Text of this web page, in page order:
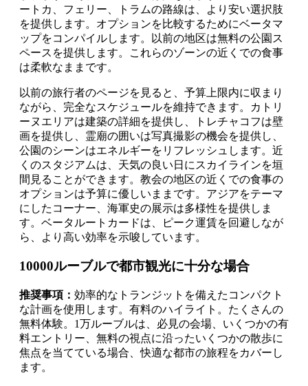
ートカ、フェリー、トラムの路線は、より安い選択肢
を提供します。オプションを比較するためにベータマ
ップをコンパイルします。以前の地区は無料の公園ス
ペースを提供します。これらのゾーンの近くでの食事
は柔軟なままです。
以前の旅行者のページを見ると、予算上限内に収まり
ながら、完全なスケジュールを維持できます。カトリ
ーヌエリアは建築の詳細を提供し、トレチャコフは壁
画を提供し、霊廟の囲いは写真撮影の機会を提供し、
公園のシーンはエネルギーをリフレッシュします。近
くのスタジアムは、天気の良い日にスカイラインを垣
間見ることができます。教会の地区の近くでの食事の
オプションは予算に優しいままです。アジアをテーマ
にしたコーナー、海軍史の展示は多様性を提供しま
す。ベータルートカードは、ピーク運賃を回避しなが
ら、より高い効率を示唆しています。
10000ルーブルで都市観光に十分な場合
推奨事項： 効率的なトランジットを備えたコンパクト
な計画を使用します。有料のハイライト。たくさんの
無料体験。1万ルーブルは、必見の会場、いくつかの有
料エントリー、無料の視点に沿ったいくつかの散歩に
焦点を当てている場合、快適な都市の旅程をカバーし
ます。